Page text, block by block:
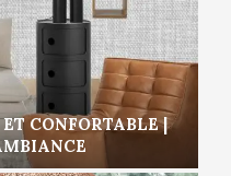
CONFORTABLE |